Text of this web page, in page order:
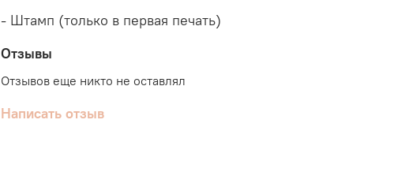
- Штамп (только в первая печать)
Отзывы
Отзывов еще никто не оставлял
Написать отзыв